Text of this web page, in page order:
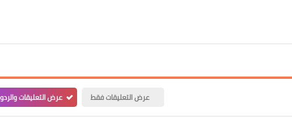
عرض التعليقات فقط عرض التعليقات